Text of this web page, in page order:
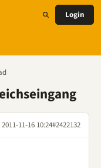
Login
2011-11-16 10:24#2422132